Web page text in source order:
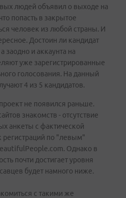
людей объявил о выходе на
попасть в закрытое
человек из любой страны. И
Достоин ли кандидат
заодно и аккаунта на
уже зарегистрированные
голосования. На данный
4 из 5 кандидатов.
не появился раньше.
знакомств - отсутствие
анкеты с фактической
регистраций по "левым"
Однако в
почти достигает уровня
будет намного ниже.
с такими же